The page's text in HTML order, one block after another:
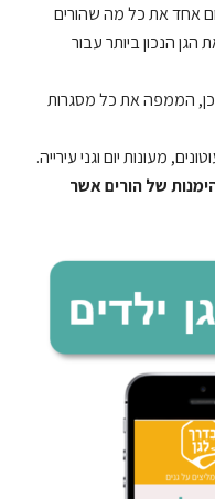
אחד את כל מה שהורים
הנכון ביותר עבור
הממפה את כל מסגרות
מעונות יום וגני עירייה.
של הורים אשר